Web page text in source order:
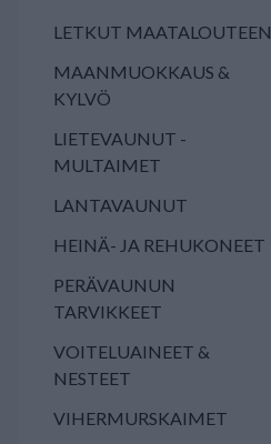
LETKUT MAATALOUTEEN
MAANMUOKKAUS &
KYLVÖ
LIETEVAUNUT -
MULTAIMET
LANTAVAUNUT
HEINÄ- JA REHUKONEET
PERÄVAUNUN
TARVIKKEET
VOITELUAINEET &
NESTEET
VIHERMURSKAIMET